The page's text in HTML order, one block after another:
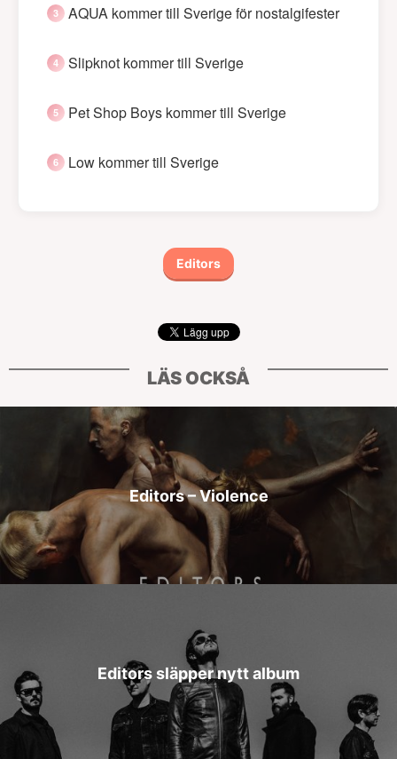
AQUA kommer till Sverige för nostalgifester
Slipknot kommer till Sverige
Pet Shop Boys kommer till Sverige
Low kommer till Sverige
Editors
LÄS OCKSÅ
Editors – Violence
Editors släpper nytt album